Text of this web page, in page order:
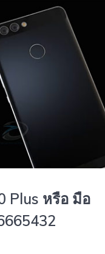
Plus หรือ มือ